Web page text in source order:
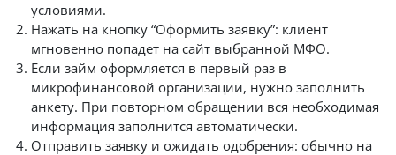
условиями.
Нажать на кнопку “Оформить заявку”: клиент
мгновенно попадет на сайт выбранной МФО.
Если займ оформляется в первый раз в
микрофинансовой организации, нужно заполнить
анкету. При повторном обращении вся необходимая
информация заполнится автоматически.
Отправить заявку и ожидать одобрения: обычно на